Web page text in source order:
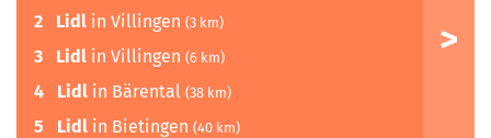
2 Lidl in Villingen (3 km)
3 Lidl in Villingen (6 km)
4 Lidl in Bärental (38 km)
5 Lidl in Bietingen (40 km)